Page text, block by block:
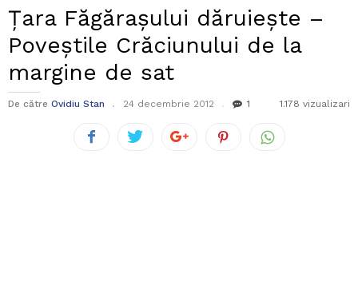
Țara Făgărașului dăruiește –
Poveștile Crăciunului de la
margine de sat
De către Ovidiu Stan 24 decembrie 2012 1 1.178 vizualizari